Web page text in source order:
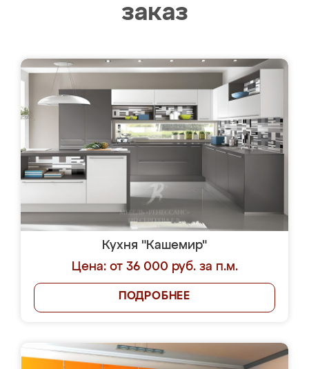
заказ
Кухня "Кашемир"
Цена: от 36 000 руб. за п.м.
ПОДРОБНЕЕ